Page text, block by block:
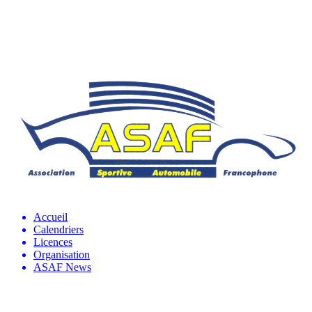
Accueil
Calendriers
Licences
Organisation
ASAF News